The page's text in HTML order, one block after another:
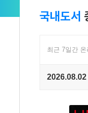
국내도서
최근 7일간